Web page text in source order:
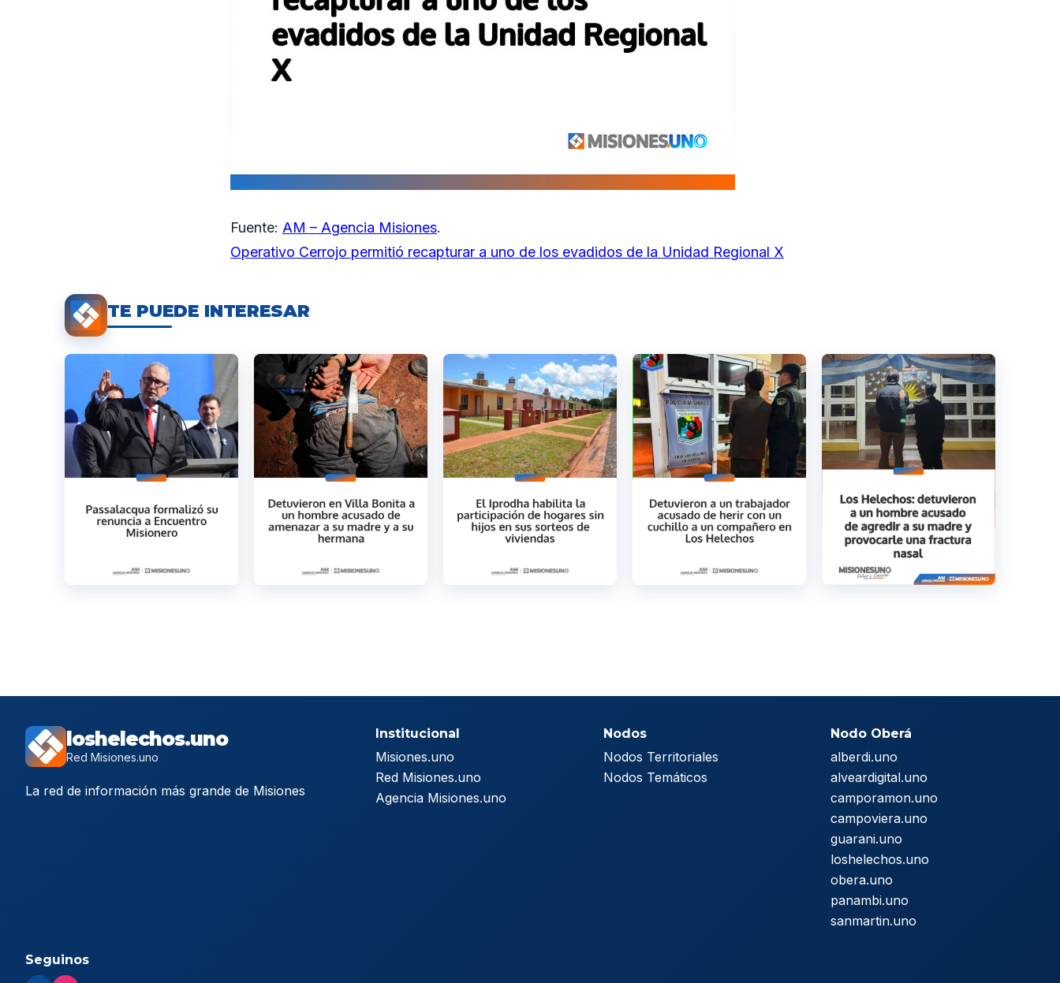
Fuente: AM – Agencia Misiones.
Operativo Cerrojo permitió recapturar a uno de los evadidos de la Unidad Regional X
TE PUEDE INTERESAR
loshelechos.uno
Red Misiones.uno
La red de información más grande de Misiones
Institucional
Misiones.uno
Red Misiones.uno
Agencia Misiones.uno
Nodos
Nodos Territoriales
Nodos Temáticos
Nodo Oberá
alberdi.uno
alveardigital.uno
camporamon.uno
campoviera.uno
guarani.uno
loshelechos.uno
obera.uno
panambi.uno
sanmartin.uno
Seguinos